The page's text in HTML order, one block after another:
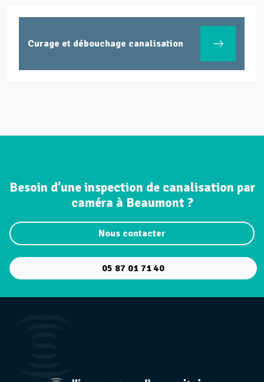
Curage et débouchage canalisation
Besoin d’une inspection de canalisation par
caméra à Beaumont ?
Nous contacter
05 87 01 71 40